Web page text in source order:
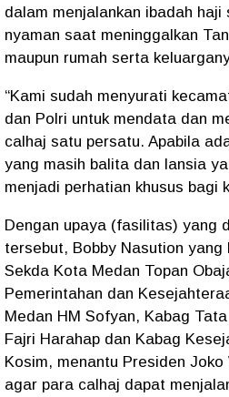
dalam menjalankan ibadah
nyaman saat meninggalkan
maupun rumah serta
“Kami sudah menyurati
dan Polri untuk mendata dan
calhaj satu persatu. Apabila
yang masih balita dan lansia
menjadi perhatian khusus bagi
Dengan upaya (fasilitas) yang
tersebut, Bobby Nasution yang
Sekda Kota Medan Topan
Pemerintahan dan
Medan HM Sofyan, Kabag
Fajri Harahap dan Kabag
Kosim, menantu Presiden
agar para calhaj dapat